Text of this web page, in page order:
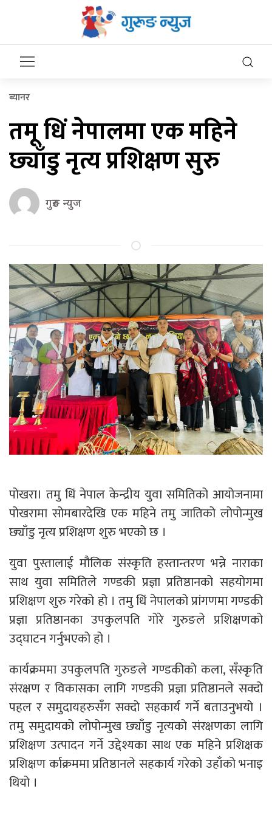
ब्यानर
तमू धिं नेपालमा एक महिने
छ्याँडु नृत्य प्रशिक्षण सुरु
गुरुङ न्युज
पोखरा। तमु धिं नेपाल केन्द्रीय युवा समितिको आयोजनामा
पोखरामा सोमबारदेखि एक महिने तमु जातिको लोपोन्मुख
छ्याँडु नृत्य प्रशिक्षण शुरु भएको छ ।
युवा पुस्तालाई मौलिक संस्कृति हस्तान्तरण भन्ने नाराका
साथ युवा समितिले गण्डकी प्रज्ञा प्रतिष्ठानको सहयोगमा
प्रशिक्षण शुरु गरेको हो । तमु धिं नेपालको प्रांगणमा गण्डकी
प्रज्ञा प्रतिष्ठानका उपकुलपति गोरे गुरुङले प्रशिक्षणको
उद्घाटन गर्नुभएको हो ।
कार्यक्रममा उपकुलपति गुरुङले गण्डकीको कला, सँस्कृति
संरक्षण र विकासका लागि गण्डकी प्रज्ञा प्रतिष्ठानले सक्दो
पहल र समुदायहरुसँग सक्दो सहकार्य गर्ने बताउनुभयो ।
तमु समुदायको लोपोन्मुख छ्याँडु नृत्यको संरक्षणका लागि
प्रशिक्षण उत्पादन गर्ने उद्देश्यका साथ एक महिने प्रशिक्षक
प्रशिक्षण र्काक्रममा प्रतिष्ठानले सहकार्य गरेको उहाँको भनाइ
थियो ।